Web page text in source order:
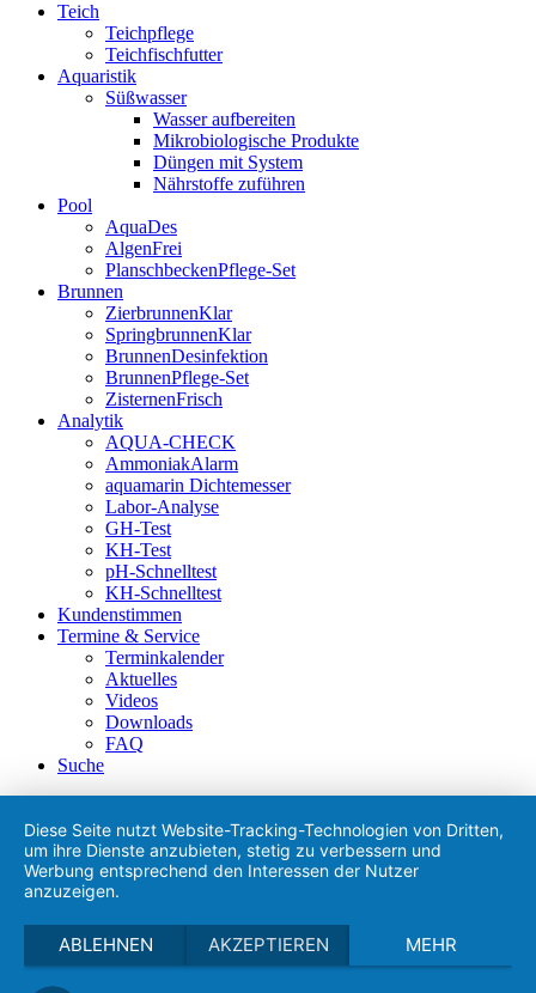
Teich
Teichpflege
Teichfischfutter
Aquaristik
Süßwasser
Wasser aufbereiten
Mikrobiologische Produkte
Düngen mit System
Nährstoffe zuführen
Pool
AquaDes
AlgenFrei
PlanschbeckenPflege-Set
Brunnen
ZierbrunnenKlar
SpringbrunnenKlar
BrunnenDesinfektion
BrunnenPflege-Set
ZisternenFrisch
Analytik
AQUA-CHECK
AmmoniakAlarm
aquamarin Dichtemesser
Labor-Analyse
GH-Test
KH-Test
pH-Schnelltest
KH-Schnelltest
Kundenstimmen
Termine & Service
Terminkalender
Aktuelles
Videos
Downloads
FAQ
Suche
Diese Seite nutzt Website-Tracking-Technologien von Dritten,
um ihre Dienste anzubieten, stetig zu verbessern und
Werbung entsprechend den Interessen der Nutzer
anzuzeigen.
ABLEHNEN AKZEPTIEREN MEHR